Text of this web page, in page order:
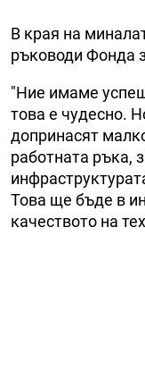
В края на
ръководи Фонда
"Ние имаме
това е чудесно.
допринасят
работната ръка,
Това ще бъде в
качеството на